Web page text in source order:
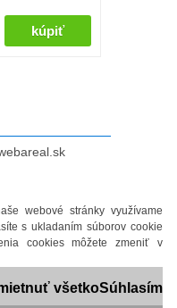
webové stránky využívame
s ukladaním súborov cookie
cookies môžete zmeniť v
všetkoSúhlasím